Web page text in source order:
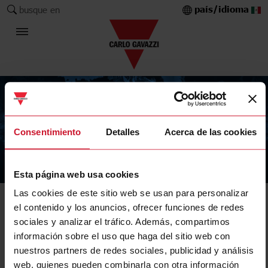
Consentimiento Detalles Acerca de las cookies
Esta página web usa cookies
Las cookies de este sitio web se usan para personalizar
el contenido y los anuncios, ofrecer funciones de redes
sociales y analizar el tráfico. Además, compartimos
información sobre el uso que haga del sitio web con
nuestros partners de redes sociales, publicidad y análisis
web, quienes pueden combinarla con otra información
busque en país/idioma
The Carlo Gavazzi Group